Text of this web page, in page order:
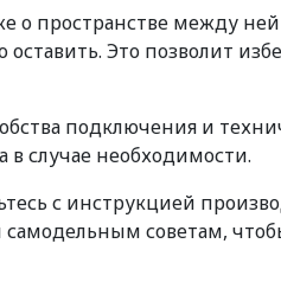
о пространстве между
Это позволит
подключения и
случае необходимости.
с инструкцией
самодельным советам,